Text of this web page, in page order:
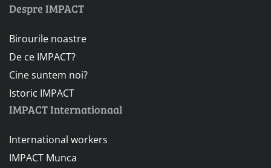
Despre IMPACT
Birourile noastre
De ce IMPACT?
Cine suntem noi?
Istoric IMPACT
IMPACT Internationaal
International workers
IMPACT Munca